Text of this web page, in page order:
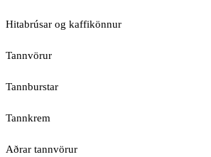
Hitabrúsar og kaffikönnur
Tannvörur
Tannburstar
Tannkrem
Aðrar tannvörur